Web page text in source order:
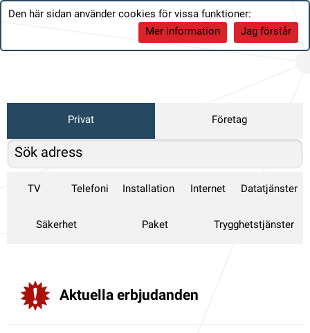
Den här sidan använder cookies för vissa funktioner:
Jag förstår
Mer information
Privat Företag
TV Telefoni Installation Internet Datatjänster
Säkerhet Paket Trygghetstjänster
Aktuella erbjudanden